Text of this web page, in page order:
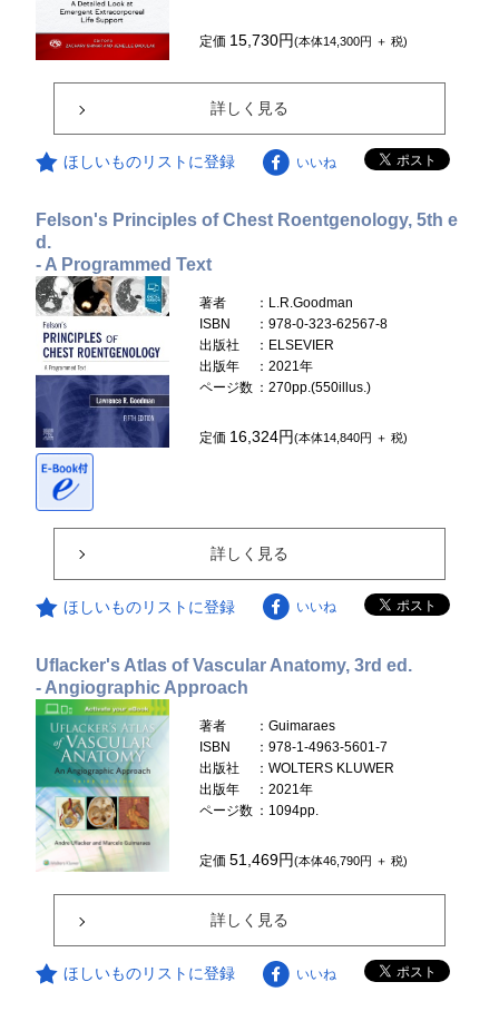
定価 15,730円(本体14,300円 ＋ 税)
詳しく見る
ほしいものリストに登録 いいね
Felson's Principles of Chest Roentgenology, 5th e
d.
- A Programmed Text
著者
：L.R.Goodman
ISBN
：978-0-323-62567-8
出版社
：ELSEVIER
出版年
：2021年
ページ数 ：270pp.(550illus.)
定価 16,324円(本体14,840円 ＋ 税)
詳しく見る
ほしいものリストに登録 いいね
Uflacker's Atlas of Vascular Anatomy, 3rd ed.
- Angiographic Approach
著者
：Guimaraes
ISBN
：978-1-4963-5601-7
出版社
：WOLTERS KLUWER
出版年
：2021年
ページ数 ：1094pp.
定価51,469円(本体46,790円 ＋ 税)
詳しく見る
ほしいものリストに登録 いいね